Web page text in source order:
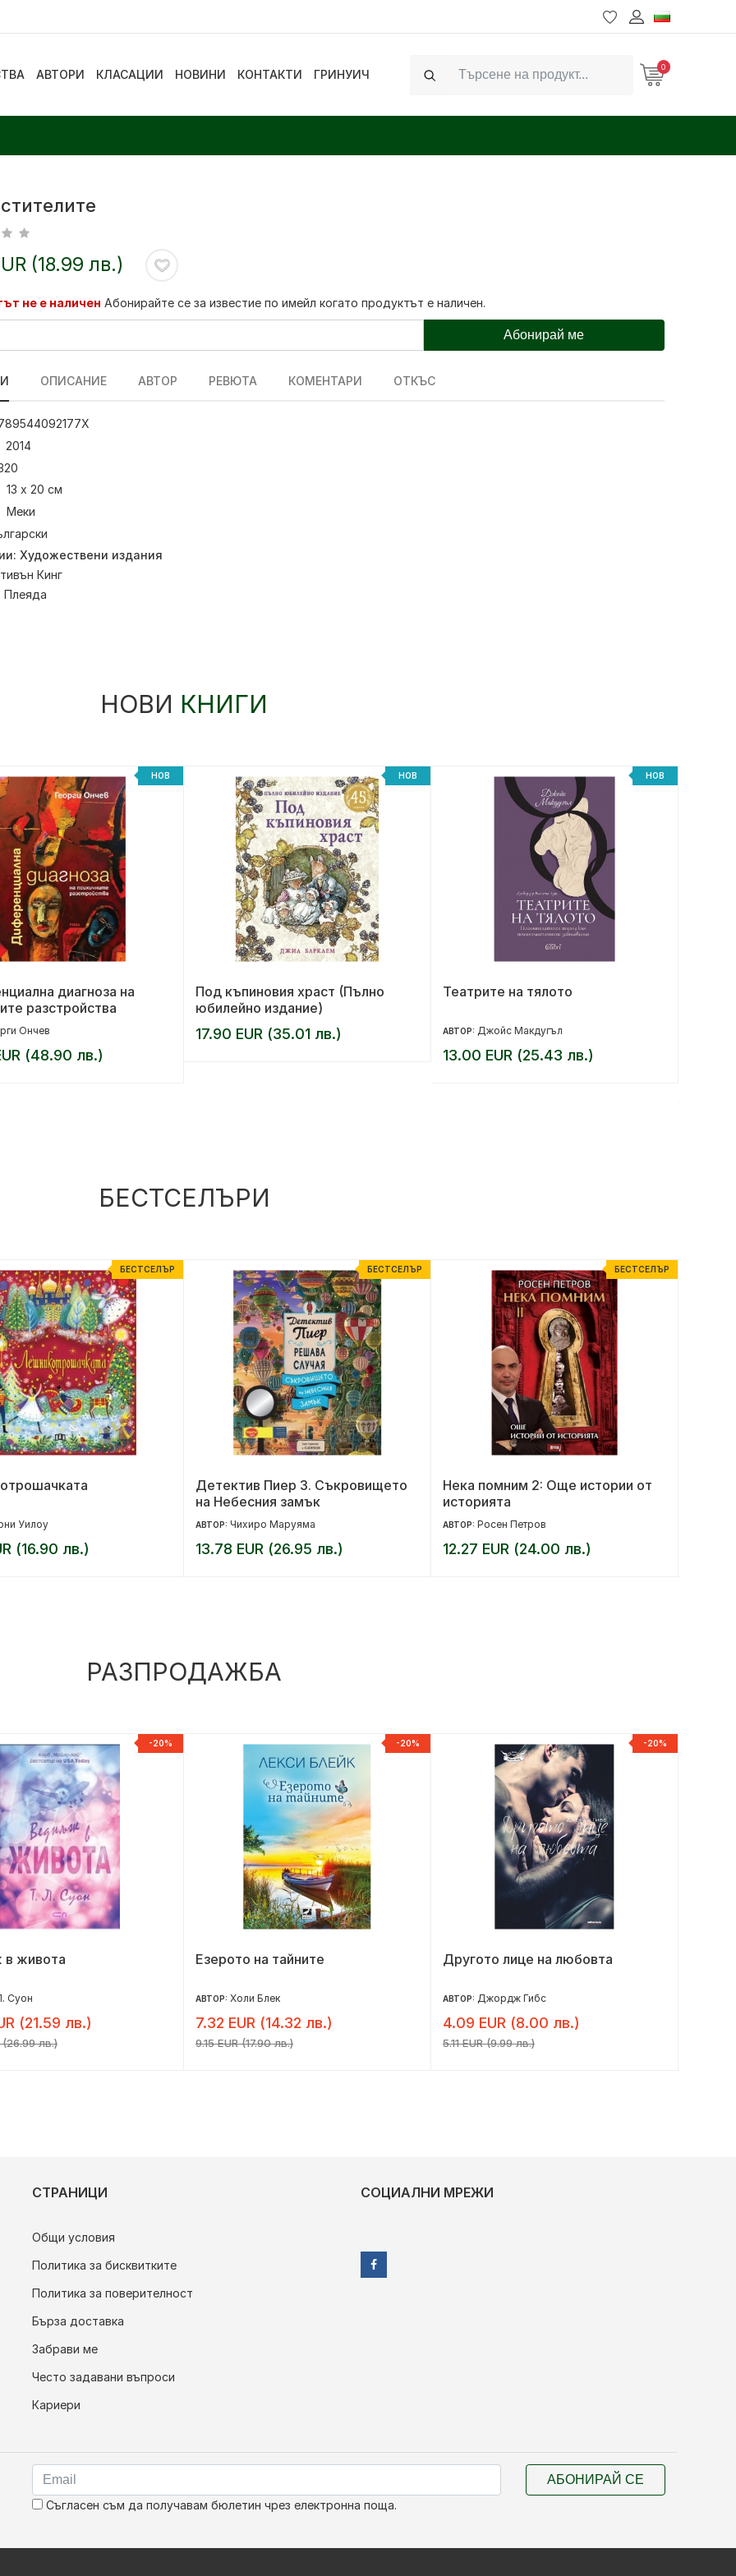
АВТОРИ КЛАСАЦИИ НОВИНИ КОНТАКТИ ГРИНУИЧ
Search
0
(18.99 лв.)
не е наличен Абонирайте се за известие по имейл когато продуктът е наличен.
Абонирай ме
ОПИСАНИЕ АВТОР РЕВЮТА КОМЕНТАРИ ОТКЪС
2014
13 х 20 см
Меки
Художествени издания
Кинг
Плеяда
НОВИ КНИГИ
НОВ
диагноза на
разстройства
Ончев
(48.90 лв.)
НОВ
Под къпиновия храст (Пълно
юбилейно издание)
17.90 EUR (35.01 лв.)
НОВ
Театрите на тялото
АВТОР: Джойс Макдугъл
13.00 EUR (25.43 лв.)
БЕСТСЕЛЪРИ
БЕСТСЕЛЪР
Уилоу
(16.90 лв.)
БЕСТСЕЛЪР
Детектив Пиер 3. Съкровището
на Небесния замък
АВТОР: Чихиро Маруяма
13.78 EUR (26.95 лв.)
БЕСТСЕЛЪР
Нека помним 2: Още истории от
историята
АВТОР: Росен Петров
12.27 EUR (24.00 лв.)
РАЗПРОДАЖБА
-20%
живота
Суон
(21.59 лв.)
(26.99 лв.)
-20%
Езерото на тайните
АВТОР: Холи Блек
7.32 EUR (14.32 лв.)
9.15 EUR (17.90 лв.)
-20%
Другото лице на любовта
АВТОР: Джордж Гибс
4.09 EUR (8.00 лв.)
5.11 EUR (9.99 лв.)
СТРАНИЦИ
Общи условия
Политика за бисквитките
Политика за поверителност
Бърза доставка
Забрави ме
Често задавани въпроси
Кариери
СОЦИАЛНИ МРЕЖИ
Съгласен съм да получавам бюлетин чрез електронна поща.
АБОНИРАЙ СЕ